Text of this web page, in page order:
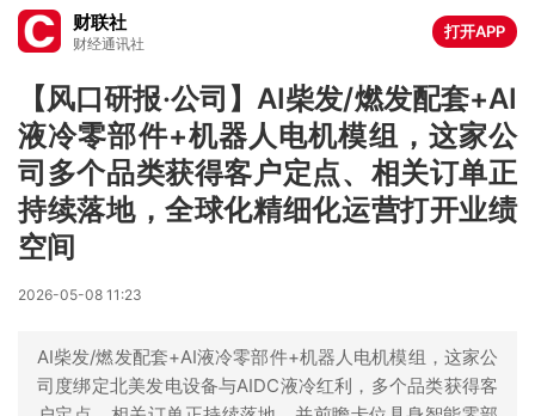
财联社
财经通讯社
打开APP
【风口研报·公司】AI柴发/燃发配套+AI
液冷零部件+机器人电机模组，这家公
司多个品类获得客户定点、相关订单正
持续落地，全球化精细化运营打开业绩
空间
2026-05-08 11:23
AI柴发/燃发配套+AI液冷零部件+机器人电机模组，这家公
司度绑定北美发电设备与AIDC液冷红利，多个品类获得客